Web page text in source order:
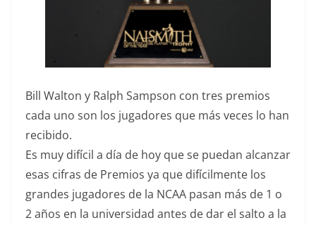
Bill Walton y Ralph Sampson con tres premios
cada uno son los jugadores que más veces lo han
recibido.
Es muy difícil a día de hoy que se puedan alcanzar
esas cifras de Premios ya que difícilmente los
grandes jugadores de la NCAA pasan más de 1 o
2 años en la universidad antes de dar el salto a la